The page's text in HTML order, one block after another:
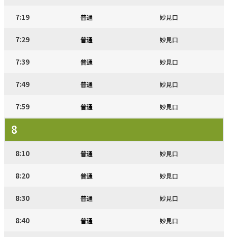
7:19 普通 妙見口
7:29 普通 妙見口
7:39 普通 妙見口
7:49 普通 妙見口
7:59 普通 妙見口
8
8:10 普通 妙見口
8:20 普通 妙見口
8:30 普通 妙見口
8:40 普通 妙見口